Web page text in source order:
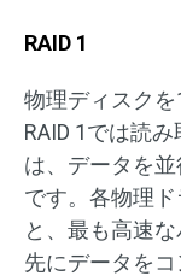
RAID 1
物理ディスクを
RAID 1では読
は、データを
です。各物理
と、最も高速
先にデータを